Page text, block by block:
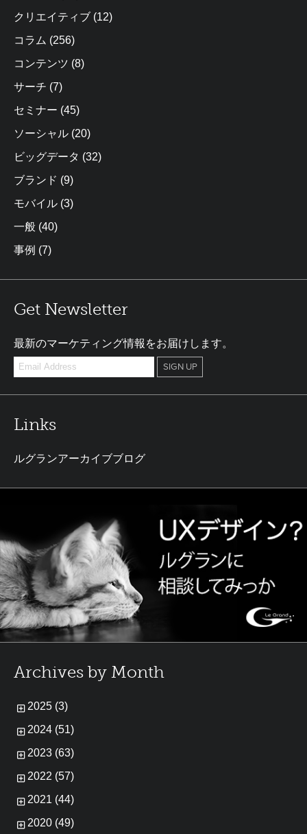
クリエイティブ (12)
コラム (256)
コンテンツ (8)
サーチ (7)
セミナー (45)
ソーシャル (20)
ビッグデータ (32)
ブランド (9)
モバイル (3)
一般 (40)
事例 (7)
Get Newsletter
最新のマーケティング情報をお届けします。
Links
ルグランアーカイブブログ
Archives by Month
2025 (3)
2024 (51)
2023 (63)
2022 (57)
2021 (44)
2020 (49)